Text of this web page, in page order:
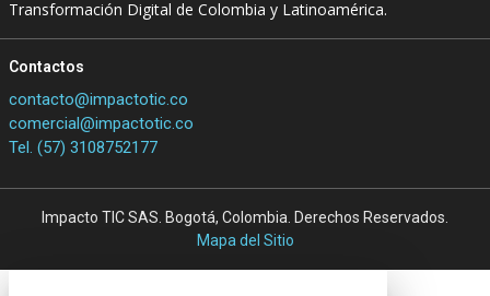
Transformación Digital de Colombia y Latinoamérica.
Contactos
contacto@impactotic.co
comercial@impactotic.co
Tel. (57) 3108752177
Impacto TIC SAS. Bogotá, Colombia. Derechos Reservados.
Mapa del Sitio